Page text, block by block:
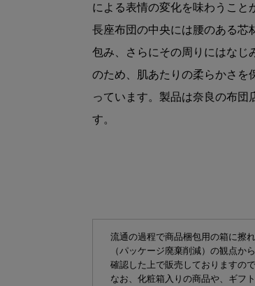
による表情の変化を味わうこと
長座布団の中央には腰のある芯
包み、さらにその周りにはなじ
のため、肌あたりの柔らかさを
っています。製品は奈良の布団
す。
流通の過程で商品梱包用の箱に擦
（パッケージ廃棄削減）の観点か
確認した上で販売しておりますの
なお、化粧箱入りの商品や、ギフ